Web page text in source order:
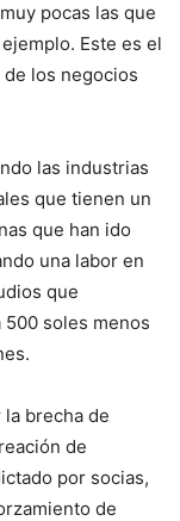
pocas las que
Este es el
los negocios
las industrias
que tienen un
que han ido
una labor en
que
soles menos
brecha de
de
por socias,
de